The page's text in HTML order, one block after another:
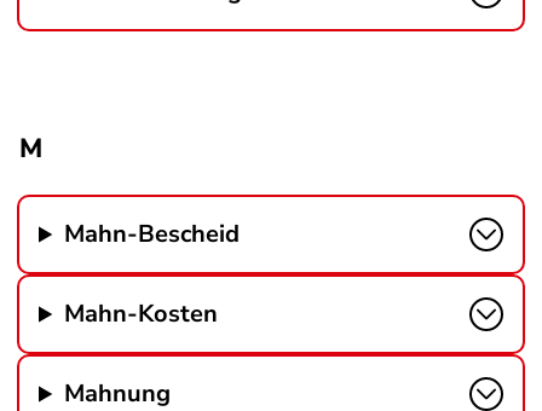
M
Mahn-Bescheid
Mahn-Kosten
Mahnung